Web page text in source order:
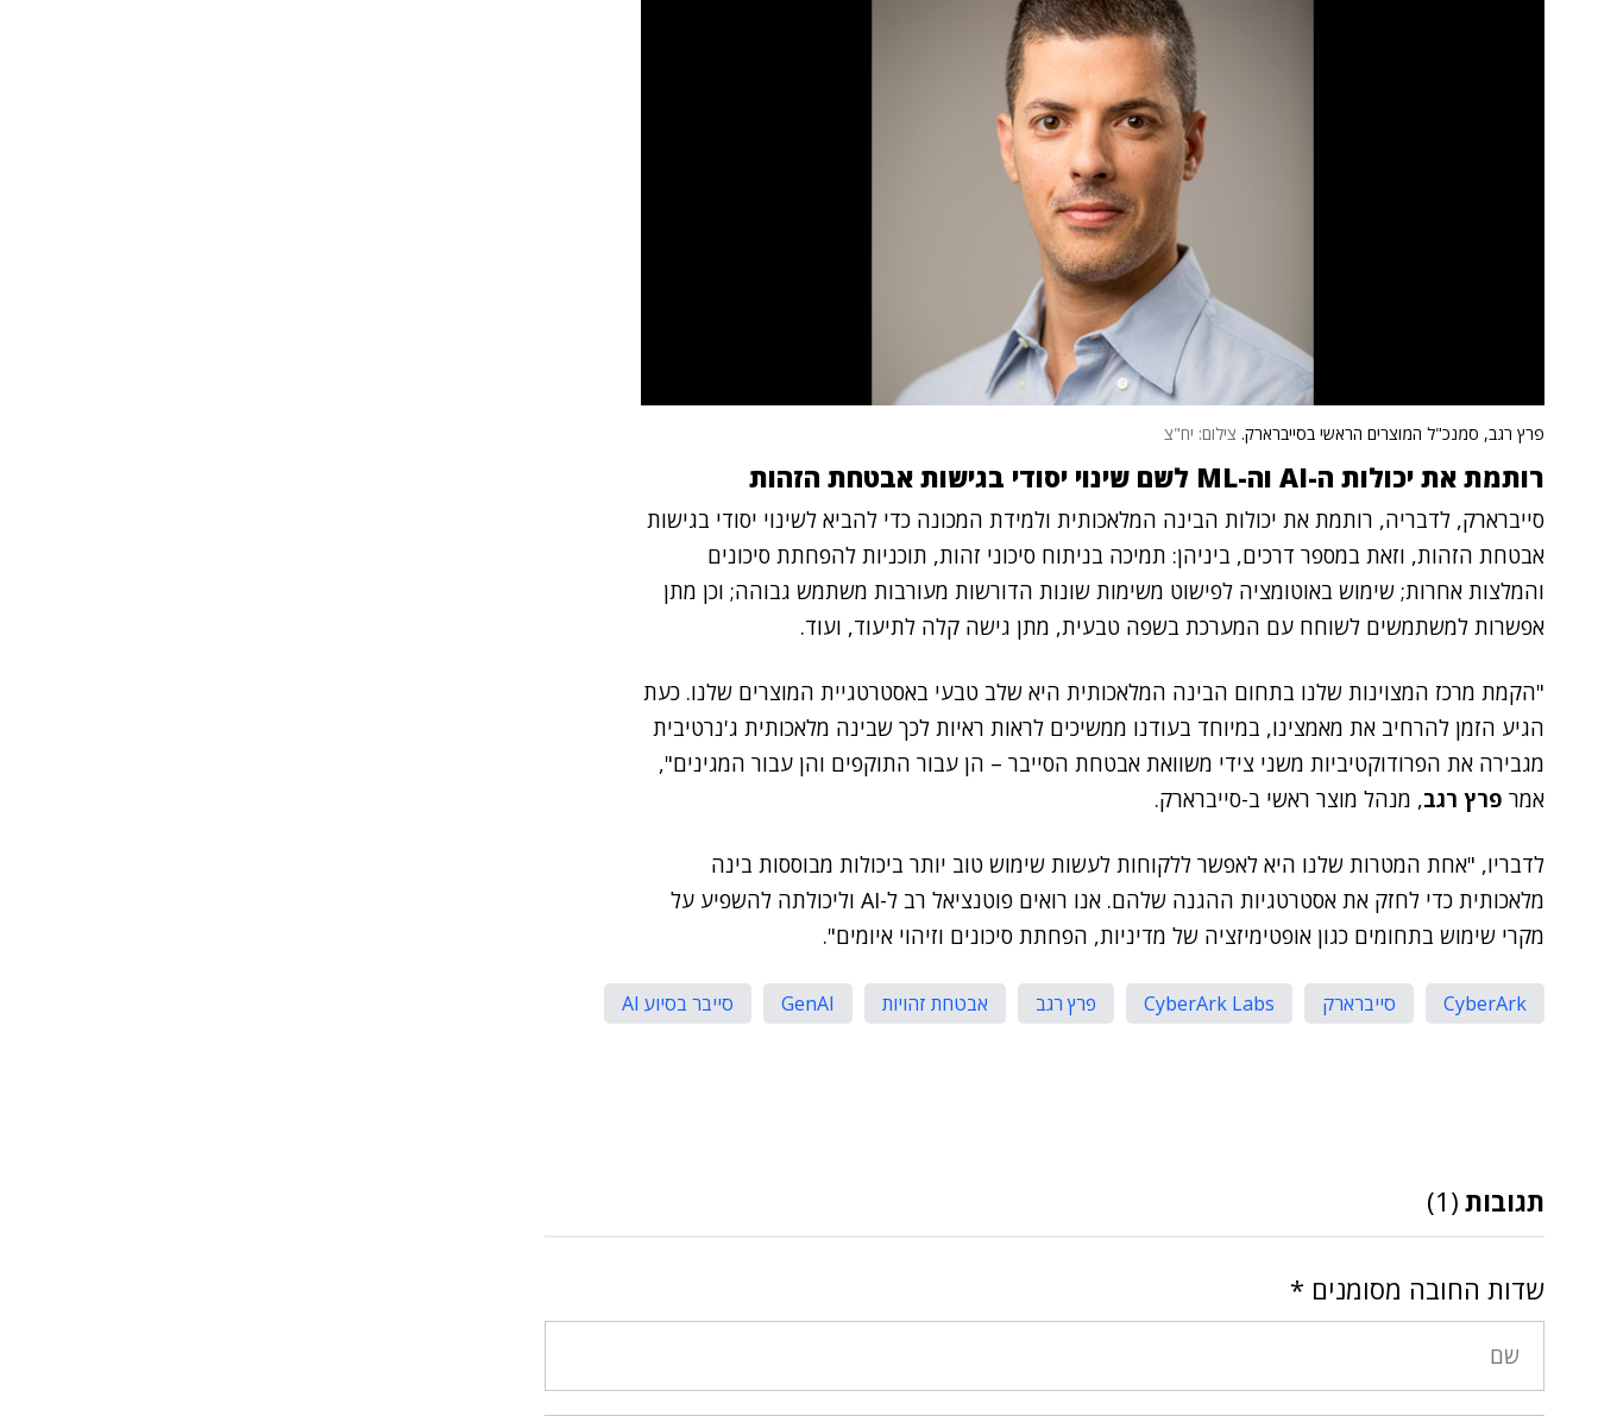
פרץ רגב, סמנכ"ל המוצרים הראשי בסייברארק. צילום: יח"צ
רותמת את יכולות ה-AI וה-ML לשם שינוי יסודי בגישות אבטחת הזהות
סייברארק, לדבריה, רותמת את יכולות הבינה המלאכותית ולמידת המכונה כדי להביא לשינוי יסודי בגישות
אבטחת הזהות, וזאת במספר דרכים, ביניהן: תמיכה בניתוח סיכוני זהות, תוכניות להפחתת סיכונים
והמלצות אחרות; שימוש באוטומציה לפישוט משימות שונות הדורשות מעורבות משתמש גבוהה; וכן מתן
אפשרות למשתמשים לשוחח עם המערכת בשפה טבעית, מתן גישה קלה לתיעוד, ועוד.
"הקמת מרכז המצוינות שלנו בתחום הבינה המלאכותית היא שלב טבעי באסטרטגיית המוצרים שלנו. כעת
הגיע הזמן להרחיב את מאמצינו, במיוחד בעודנו ממשיכים לראות ראיות לכך שבינה מלאכותית ג'נרטיבית
מגבירה את הפרודוקטיביות משני צידי משוואת אבטחת הסייבר – הן עבור התוקפים והן עבור המגינים",
אמר פרץ רגב, מנהל מוצר ראשי ב-סייברארק.
לדבריו, "אחת המטרות שלנו היא לאפשר ללקוחות לעשות שימוש טוב יותר ביכולות מבוססות בינה
מלאכותית כדי לחזק את אסטרטגיות ההגנה שלהם. אנו רואים פוטנציאל רב ל-AI וליכולתה להשפיע על
מקרי שימוש בתחומים כגון אופטימיזציה של מדיניות, הפחתת סיכונים וזיהוי איומים".
CyberArk סייברארק CyberArk Labs פרץ רגב אבטחת זהויות GenAI סייבר בסיוע AI
תגובות (1)
שדות החובה מסומנים *